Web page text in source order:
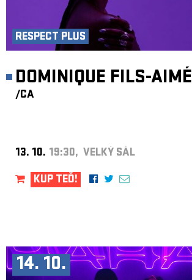
RESPECT PLUS
DOMINIQUE FILS-AIMÉ
/CA
13. 10. 19:30, VELKÝ SÁL
KUP TEĎ!
14. 10.